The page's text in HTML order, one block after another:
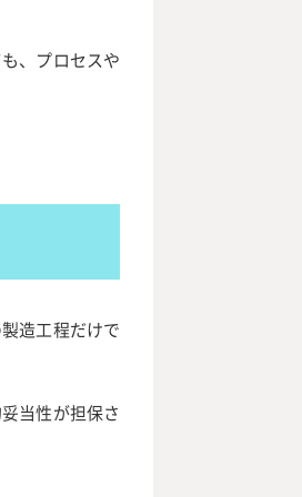
、プロセスや
造工程だけで
当性が担保さ